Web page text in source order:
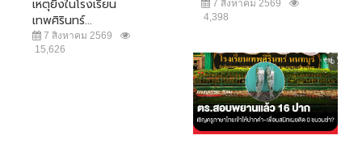
เหตุยิงในโรงเรียน
เทพศิรินทร์...
7 สิงหาคม 2569
15,626
7 สิงหาคม 2569
4,398